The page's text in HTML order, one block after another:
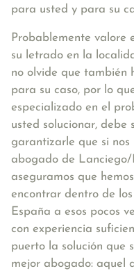
para usted y para su
Probablemente valore
su letrado en la
no olvide que también
para su caso, por lo
especializado en el
usted solucionar, debe
garantizarle que si nos
abogado de Lanciego/
aseguramos que
encontrar dentro de
España a esos pocos
con experiencia
puerto la solución que
mejor abogado: aquel